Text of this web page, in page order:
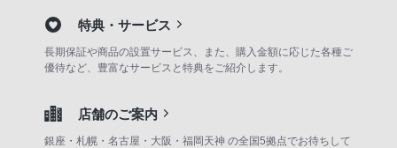
特典・サービス
長期保証や商品の設置サービス、また、購入金額に応じた各種ご
優待など、豊富なサービスと特典をご紹介します。
店舗のご案内
銀座・札幌・名古屋・大阪・福岡天神 の全国5拠点でお待ちして